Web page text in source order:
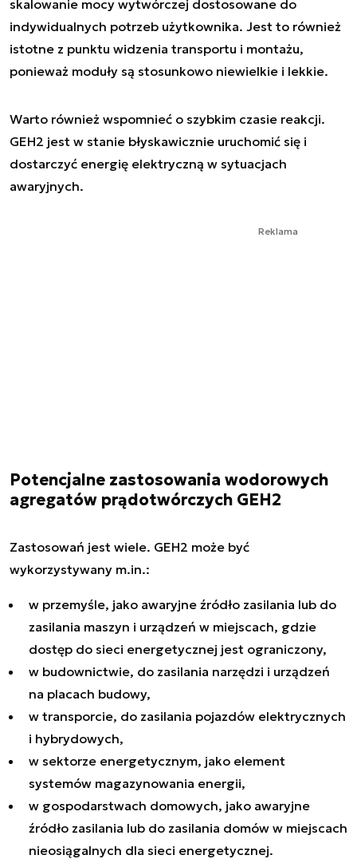
skalowanie mocy wytwórczej dostosowane do
indywidualnych potrzeb użytkownika. Jest to również
istotne z punktu widzenia transportu i montażu,
ponieważ moduły są stosunkowo niewielkie i lekkie.
Warto również wspomnieć o szybkim czasie reakcji.
GEH2 jest w stanie błyskawicznie uruchomić się i
dostarczyć energię elektryczną w sytuacjach
awaryjnych.
Reklama
Potencjalne zastosowania wodorowych
agregatów prądotwórczych GEH2
Zastosowań jest wiele. GEH2 może być
wykorzystywany m.in.:
w przemyśle, jako awaryjne źródło zasilania lub do
zasilania maszyn i urządzeń w miejscach, gdzie
dostęp do sieci energetycznej jest ograniczony,
w budownictwie, do zasilania narzędzi i urządzeń
na placach budowy,
w transporcie, do zasilania pojazdów elektrycznych
i hybrydowych,
w sektorze energetycznym, jako element
systemów magazynowania energii,
w gospodarstwach domowych, jako awaryjne
źródło zasilania lub do zasilania domów w miejscach
nieosiągalnych dla sieci energetycznej.